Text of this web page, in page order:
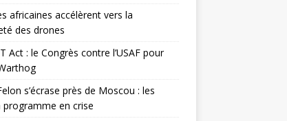
africaines accélèrent vers la
des drones
Act : le Congrès contre l’USAF pour
s’écrase près de Moscou : les
programme en crise